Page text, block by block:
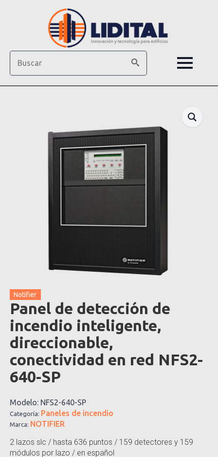
Notifier
Panel de detección de
incendio inteligente,
direccionable,
conectividad en red NFS2-
640-SP
Modelo: NFS2-640-SP
Categoría: Paneles de incendio
Marca: NOTIFIER
2 lazos slc / hasta 636 puntos / 159 detectores y 159
módulos por lazo / en español